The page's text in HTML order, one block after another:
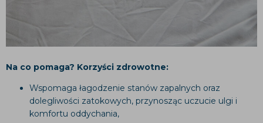
Na co pomaga? Korzyści zdrowotne:
Wspomaga łagodzenie stanów zapalnych oraz
dolegliwości zatokowych, przynosząc uczucie ulgi i
komfortu oddychania,